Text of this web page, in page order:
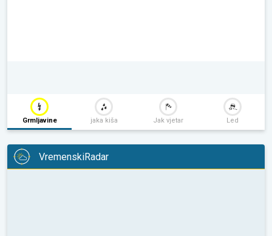
Grmljavine jaka kiša Jak vjetar Led
VremenskiRadar